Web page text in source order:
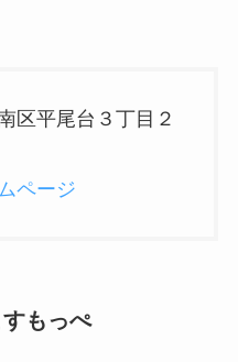
区平尾台３丁目２
ページ
もっぺ